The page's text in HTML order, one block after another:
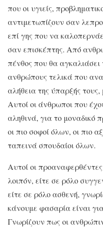
που οι υγιείς,
αντιμετωπίζουν σαν
επί γης που να
σαν επισκέπτης. Από
πένθος που θα αγκαλιάσει
ανθρώπους τελικά που
αλήθεια της ύπαρξής
Αυτοί οι άνθρωποι που
αληθινά, για το μοναδικό
οι πιο σοφοί όλων, οι πιο
ταπεινά σπουδαίοι όλων.
Αυτοί οι
λοιπόν, είτε σε ρόλο
είτε σε ρόλο ασθενή,
κάνουμε φασαρία είναι
Γνωρίζουν πως οι